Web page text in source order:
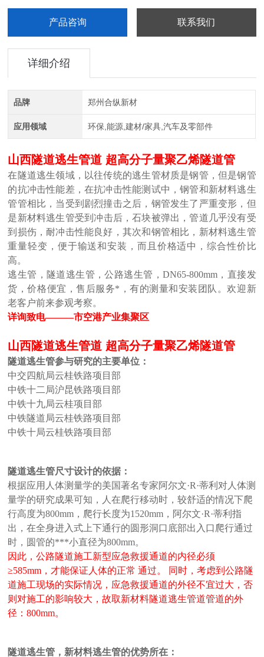
产品咨询 联系我们
详细介绍
品牌 郑州合纵新材
应用领域 环保,能源,建材/家具,汽车及零部件
山西隧道逃生管道 超高分子量聚乙烯隧道管
在隧道逃生领域，以往传统的逃生管材质是钢管，但是钢管
的抗冲击性能差，在抗冲击性能测试中，钢管和新材料逃生
管管相比，当受到剧烈撞击之后，钢管发生了严重变形，但
是新材料逃生管受到冲击后，石块被弹出，管道几乎没有受
到损伤，耐冲击性能良好，其次和钢管相比， 新材料逃生管
重量轻变，便于输送和安装，而且价格适中，综合性价比
高。
逃生管，隧道逃生管，公路逃生管 ， DN65-800mm，直接发
货，价格便宜，售后服务*，有的测量和安装团队。欢迎新
老客户前来参观考察。
详询致电———市空港产业集聚区
山西隧道逃生管道 超高分子量聚乙烯隧道管
隧道逃生管参与研究的主要单位：
中交四航局云桂铁路项目部
中铁十二局沪昆铁路项目部
中铁十九局云桂项目部
中铁隧道局云桂铁路项目部
中铁十局云桂铁路项目部
隧道逃生管尺寸设计的依据：
根据应用人体测量学的美国著名专家阿尔文·R·蒂利对人体测
量学的研究成果可知，人在爬行移动时，较舒适的情况下爬
行高度为800mm，爬行长度为1520mm，阿尔文·R·蒂利指
出，在全身进入式上下通行的圆形洞口底部出入口爬行通过
时，圆管的***小直径为800mm。
因此，公路隧道施工新型应急救援通道的内径必须
≥585mm，才能保证人体的正常 通过。 同时，考虑到公路隧
道施工现场的实际情况，应急救援通道的外径不宜过大，否
则对施工的影响较大，故取新材料隧道逃生管道管道的外
径：800mm。
隧道逃生管， 新材料逃生管的优势所在：